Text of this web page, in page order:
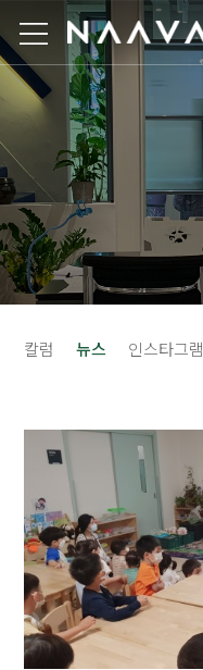
칼럼 뉴스 인스타그램